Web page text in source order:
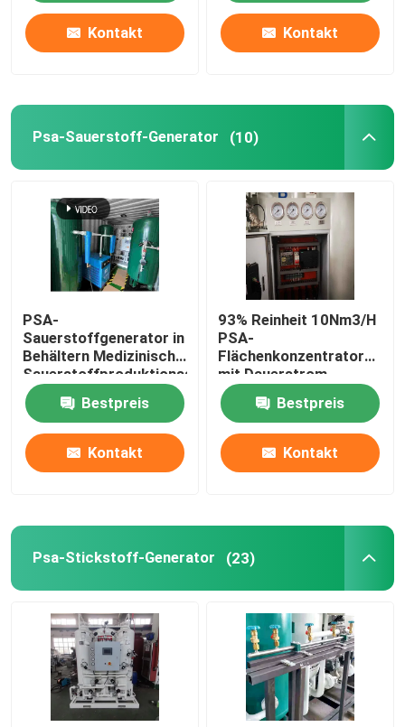
Startseite
Fabrik Tour
Qualitätskontrolle
Kontakt Kontakt
Psa-Sauerstoff-Generator (10)
PSA-
Sauerstoffgenerator in
Behältern Medizinische
Sauerstoffproduktionsanlage
Krankenhaus
Bestpreis
Kontakt
93% Reinheit 10Nm3/H
PSA-
Flächenkonzentrator
mit Dauerstrom
Bestpreis
Kontakt
Psa-Stickstoff-Generator (23)